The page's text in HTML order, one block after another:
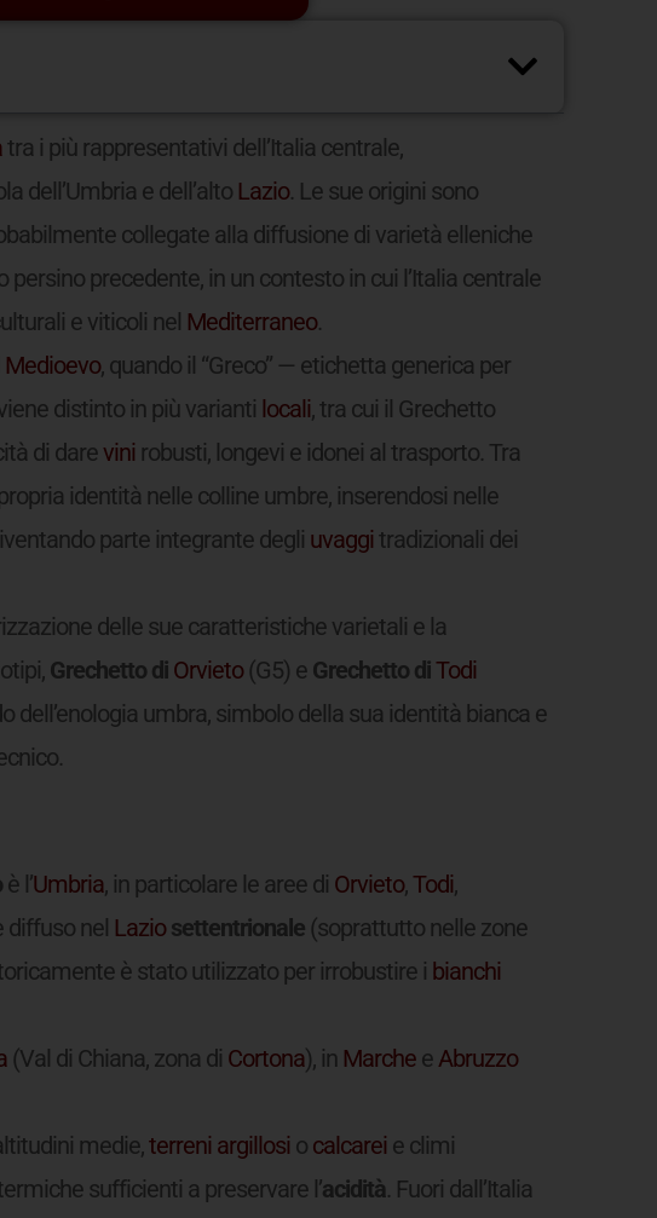
tra i più rappresentativi dell’Italia centrale,
dell’Umbria e dell’alto Lazio. Le sue origini sono
collegate alla diffusione di varietà elleniche
persino precedente, in un contesto in cui l’Italia centrale
e viticoli nel Mediterraneo.
Medioevo, quando il “Greco” — etichetta generica per
distinto in più varianti locali, tra cui il Grechetto
di darevini robusti, longevi e idonei al trasporto. Tra
identità nelle colline umbre, inserendosi nelle
parte integrante degli uvaggi tradizionali dei
delle sue caratteristiche varietali e la
Grechetto di Orvieto(G5) e Grechetto diTodi
dell’enologia umbra, simbolo della sua identità bianca e
è l’Umbria, in particolare le aree di Orvieto,Todi,
diffuso nel Laziosettentrionale(soprattutto nelle zone
è stato utilizzato per irrobustire i bianchi
(Val di Chiana, zona di Cortona), in MarcheeAbruzzo
medie,terreni argillosi o calcarei e climi
sufficienti a preservare l’acidità. Fuori dall’Italia